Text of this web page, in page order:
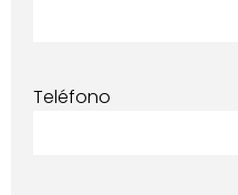
Teléfono